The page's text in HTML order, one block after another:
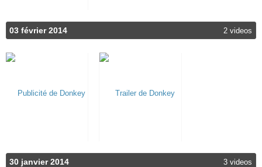
03 février 2014 2 videos
30 janvier 2014 3 videos